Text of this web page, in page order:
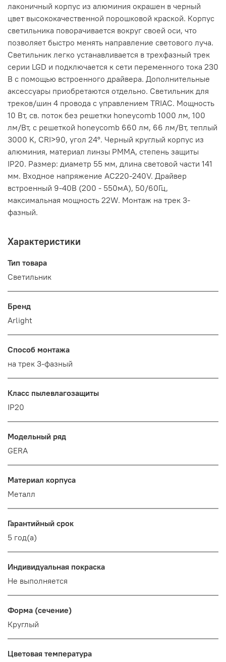
лаконичный корпус из алюминия окрашен в черный
цвет высококачественной порошковой краской. Корпус
светильника поворачивается вокруг своей оси, что
позволяет быстро менять направление светового луча.
Светильник легко устанавливается в трехфазный трек
серии LGD и подключается к сети переменного тока 230
В с помощью встроенного драйвера. Дополнительные
аксессуары приобретаются отдельно. Светильник для
треков/шин 4 провода с управлением TRIAC. Мощность
10 Вт, св. поток без решетки honeycomb 1000 лм, 100
лм/Вт, с решеткой honeycomb 660 лм, 66 лм/Вт, теплый
3000 K, CRI>90, угол 24°. Черный круглый корпус из
алюминия, материал линзы PMMA, степень защиты
IP20. Размер: диаметр 55 мм, длина световой части 141
мм. Входное напряжение AC220-240V. Драйвер
встроенный 9-40В (200 - 550мА), 50/60Гц,
максимальная мощность 22W. Монтаж на трек 3-
фазный.
Характеристики
Тип товара
Светильник
Бренд
Arlight
Способ монтажа
на трек 3-фазный
Класс пылевлагозащиты
IP20
Модельный ряд
GERA
Материал корпуса
Металл
Гарантийный срок
5 год(а)
Индивидуальная покраска
Не выполняется
Форма (сечение)
Круглый
Цветовая температура